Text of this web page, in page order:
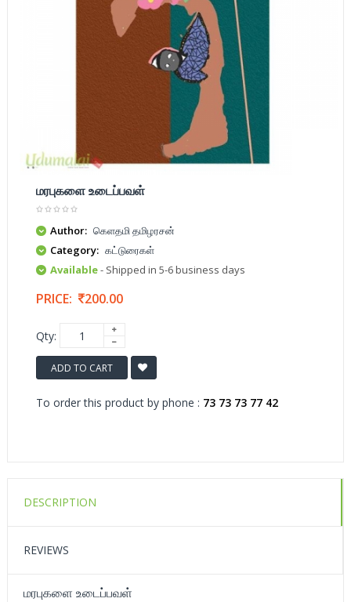
மரபுகளை உடைப்பவள்
Author: கெளதமி தமிழரசன்
Category: கட்டுரைகள்
Available- Shipped in 5-6 business days
PRICE: 200.00
Qty:
ADD TO CART
To order this product by phone : 73 73 73 77 42
DESCRIPTION
REVIEWS
மரபுகளை உடைப்பவள்